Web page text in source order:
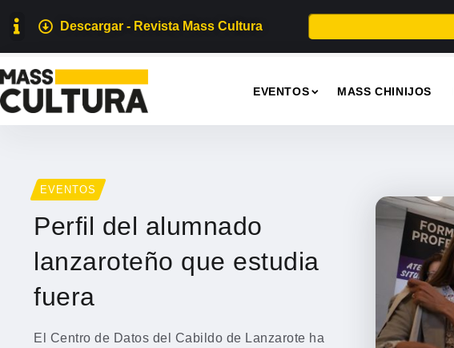
Descargar - Revista Mass Cultura
EVENTOS MASS CHINIJOS
EVENTOS
Perfil del alumnado
lanzaroteño que estudia
fuera
El Centro de Datos del Cabildo de Lanzarote ha